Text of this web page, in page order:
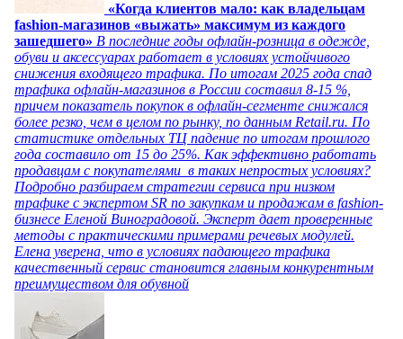
«Когда клиентов мало: как владельцам
fashion-магазинов «выжать» максимум из каждого
зашедшего» В последние годы офлайн-розница в одежде,
обуви и аксессуарах работает в условиях устойчивого
снижения входящего трафика. По итогам 2025 года спад
трафика офлайн-магазинов в России составил 8-15 %,
причем показатель покупок в офлайн-сегменте снижался
более резко, чем в целом по рынку, по данным Retail.ru. По
статистике отдельных ТЦ падение по итогам прошлого
года составило от 15 до 25%. Как эффективно работать
продавцам с покупателями в таких непростых условиях?
Подробно разбираем стратегии сервиса при низком
трафике с экспертом SR по закупкам и продажам в fashion-
бизнесе Еленой Виноградовой. Эксперт дает проверенные
методы с практическими примерами речевых модулей.
Елена уверена, что в условиях падающего трафика
качественный сервис становится главным конкурентным
преимуществом для обувной